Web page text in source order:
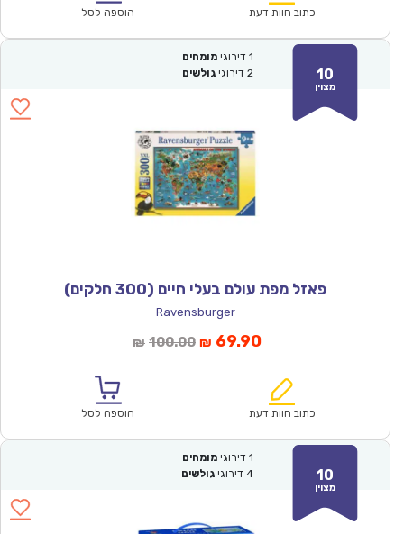
₪200.00.
כתוב חוות דעת הוספה לסל
10
מצוין
1 דירוגי מומחים
2 דירוגי גולשים
פאזל מפת עולם בעלי חיים (300 חלקים)
Ravensburger
₪ 100.00המחיר
₪100.00.
₪ 69.90המחיר
הוא:
כתוב חוות דעת הוספה לסל
10
מצוין
1 דירוגי מומחים
4 דירוגי גולשים